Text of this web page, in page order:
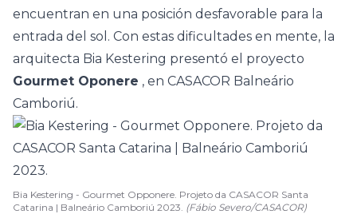
encuentran en una posición desfavorable para la
entrada del sol. Con estas dificultades en mente, la
arquitecta Bia Kestering presentó el proyecto
Gourmet Oponere , en CASACOR Balneário
Camboriú.
Bia Kestering - Gourmet Opponere. Projeto da CASACOR Santa
Catarina | Balneário Camboriú 2023. (Fábio Severo/CASACOR)